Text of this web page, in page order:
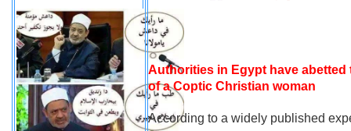
Authorities in Egypt have
of a Coptic Christian woman
According to a widely published